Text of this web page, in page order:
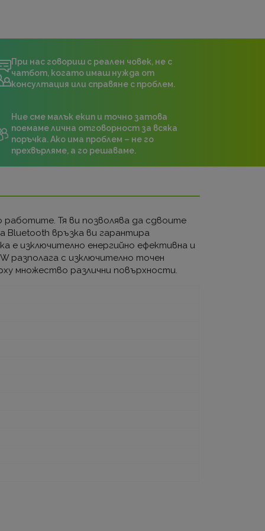
При нас говориш с реален човек, не с
чатбот, когато имаш нужда от
консултация или справяне с проблем.
Ние сме малък екип и точно затова
поемаме лична отговорност за всяка
поръчка. Ако има проблем – не го
прехвърляме, а го решаваме.
Тя ви позволява да сдвоите
Bluetooth връзка ви гарантира
е изключително енергийно ефективна и
разполага с изключително точен
множество различни повърхности.